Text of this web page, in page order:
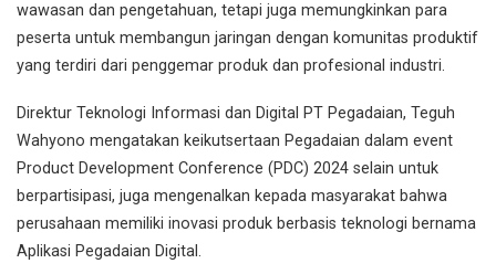
wawasan dan pengetahuan, tetapi juga memungkinkan para
peserta untuk membangun jaringan dengan komunitas produktif
yang terdiri dari penggemar produk dan profesional industri.
Direktur Teknologi Informasi dan Digital PT Pegadaian, Teguh
Wahyono mengatakan keikutsertaan Pegadaian dalam event
Product Development Conference (PDC) 2024 selain untuk
berpartisipasi, juga mengenalkan kepada masyarakat bahwa
perusahaan memiliki inovasi produk berbasis teknologi bernama
Aplikasi Pegadaian Digital.